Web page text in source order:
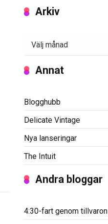
Arkiv
Annat
Blogghubb
Delicate Vintage
Nya lanseringar
The Intuit
Andra bloggar
4:30-fart genom tillvaron